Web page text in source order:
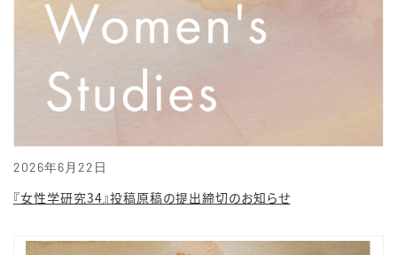
2026年6月22日
『女性学研究34』投稿原稿の提出締切のお知らせ